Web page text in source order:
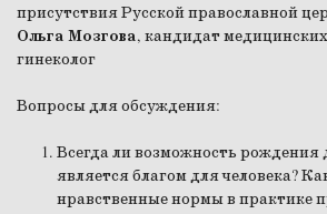
присутствия Русской православной
Ольга Мозгова, кандидат
гинеколог
Вопросы для обсуждения:
Всегда ли возможность рождения
является благом для человека?
нравственные нормы в практике